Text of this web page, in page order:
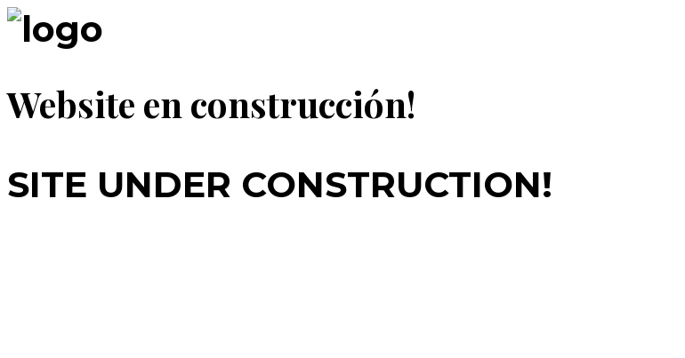
Website en construcción!
SITE UNDER CONSTRUCTION!